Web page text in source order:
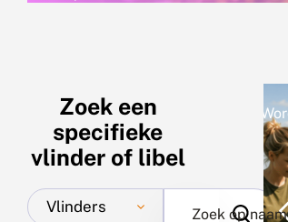
Zoek een
specifieke
vlinder of libel
Vlinders Zoek op naam
Word ook vrijwilliger